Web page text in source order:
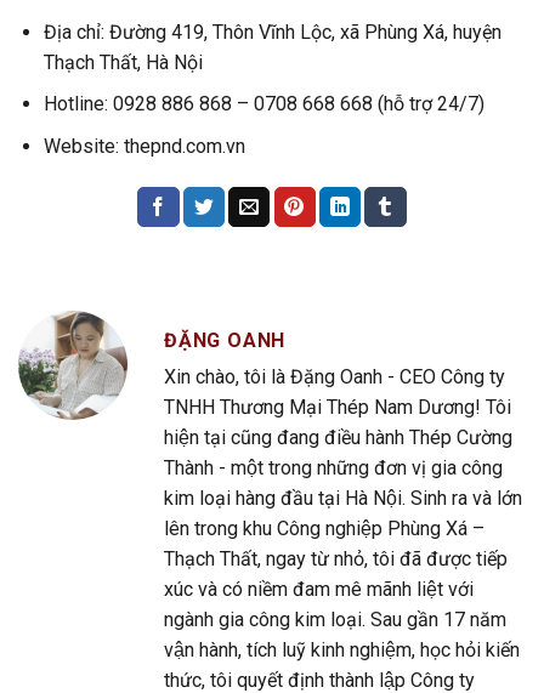
Địa chỉ: Đường 419, Thôn Vĩnh Lộc, xã Phùng Xá, huyện
Thạch Thất, Hà Nội
Hotline: 0928 886 868 – 0708 668 668 (hỗ trợ 24/7)
Website: thepnd.com.vn
ĐẶNG OANH
Xin chào, tôi là Đặng Oanh - CEO Công ty
TNHH Thương Mại Thép Nam Dương! Tôi
hiện tại cũng đang điều hành Thép Cường
Thành - một trong những đơn vị gia công
kim loại hàng đầu tại Hà Nội. Sinh ra và lớn
lên trong khu Công nghiệp Phùng Xá –
Thạch Thất, ngay từ nhỏ, tôi đã được tiếp
xúc và có niềm đam mê mãnh liệt với
ngành gia công kim loại. Sau gần 17 năm
vận hành, tích luỹ kinh nghiệm, học hỏi kiến
thức, tôi quyết định thành lập Công ty